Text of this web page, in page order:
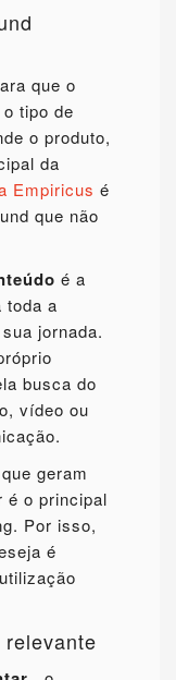
que o
tipo de
o produto,
da
Empiricus é
que não
é a
toda a
jornada.
busca do
vídeo ou
geram
é o principal
Por isso,
é